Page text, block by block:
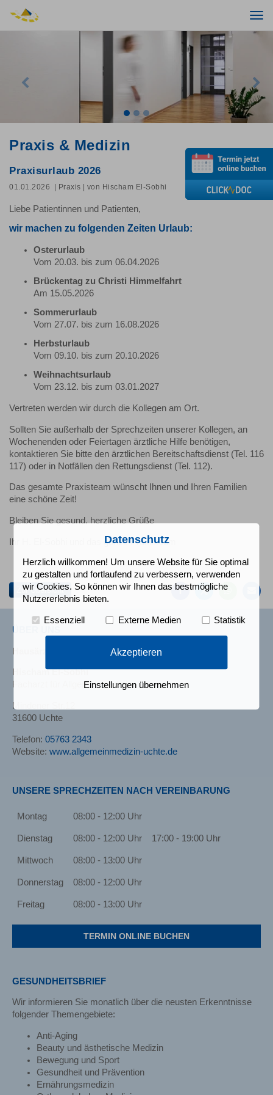
Praxis & Medizin
Praxisurlaub 2026
01.01.2026 | Praxis | von Hischam El-Sobhi
Liebe Patientinnen und Patienten,
wir machen zu folgenden Zeiten Urlaub:
Osterurlaub
Vom 20.03. bis zum 06.04.2026
Brückentag zu Christi Himmelfahrt
Am 15.05.2026
Sommerurlaub
Vom 27.07. bis zum 16.08.2026
Herbsturlaub
Vom 09.10. bis zum 20.10.2026
Weihnachtsurlaub
Vom 23.12. bis zum 03.01.2027
Vertreten werden wir durch die Kollegen am Ort.
Sollten Sie außerhalb der Sprechzeiten unserer Kollegen, an
Wochenenden oder Feiertagen ärztliche Hilfe benötigen,
kontaktieren Sie bitte den ärztlichen Bereitschaftsdienst (Tel. 116
117) oder in Notfällen den Rettungsdienst (Tel. 112).
Das gesamte Praxisteam wünscht Ihnen und Ihren Familien
eine schöne Zeit!
Bleiben Sie gesund, herzliche Grüße
Ihr H. El-Sobhi und das ganze Praxisteam
Zur Übersicht
Auf
Facebook
teilen
Auf
Twitter
teilen
Auf
teilen
ÜBER UNS
Hischam El-Sobhi
Facharzt für Allgemeinmedizin
Mindener Str.12
31600 Uchte
Telefon: 05763 2343
Website: www.allgemeinmedizin-uchte.de
UNSERE SPRECHZEITEN NACH VEREINBARUNG
Montag 08:00 - 12:00 Uhr
Dienstag 08:00 - 12:00 Uhr 17:00 - 19:00 Uhr
Mittwoch 08:00 - 13:00 Uhr
Donnerstag 08:00 - 12:00 Uhr
Freitag 08:00 - 13:00 Uhr
TERMIN ONLINE BUCHEN
GESUNDHEITSBRIEF
Wir informieren Sie monatlich über die neusten Erkenntnisse
folgender Themengebiete:
Anti-Aging
Beauty und ästhetische Medizin
Bewegung und Sport
Gesundheit und Prävention
Ernährungsmedizin
Datenschutz
Herzlich willkommen! Um unsere Website für Sie optimal
zu gestalten und fortlaufend zu verbessern, verwenden
wir Cookies. So können wir Ihnen das bestmögliche
Nutzererlebnis bieten.
Essenziell Externe Medien Statistik
Akzeptieren
Einstellungen übernehmen